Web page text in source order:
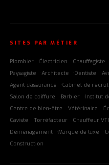
SITES PAR MÉTIER
Plombier Électricien Chauffagiste
Paysagiste
Architecte Dentiste
Agent d'assurance
Cabinet de
Salon de coiffure
Barbier Institut
Centre de bien-être
Vétérinaire
Caviste
Torréfacteur Chauffeur
Déménagement
Marque de luxe
Construction